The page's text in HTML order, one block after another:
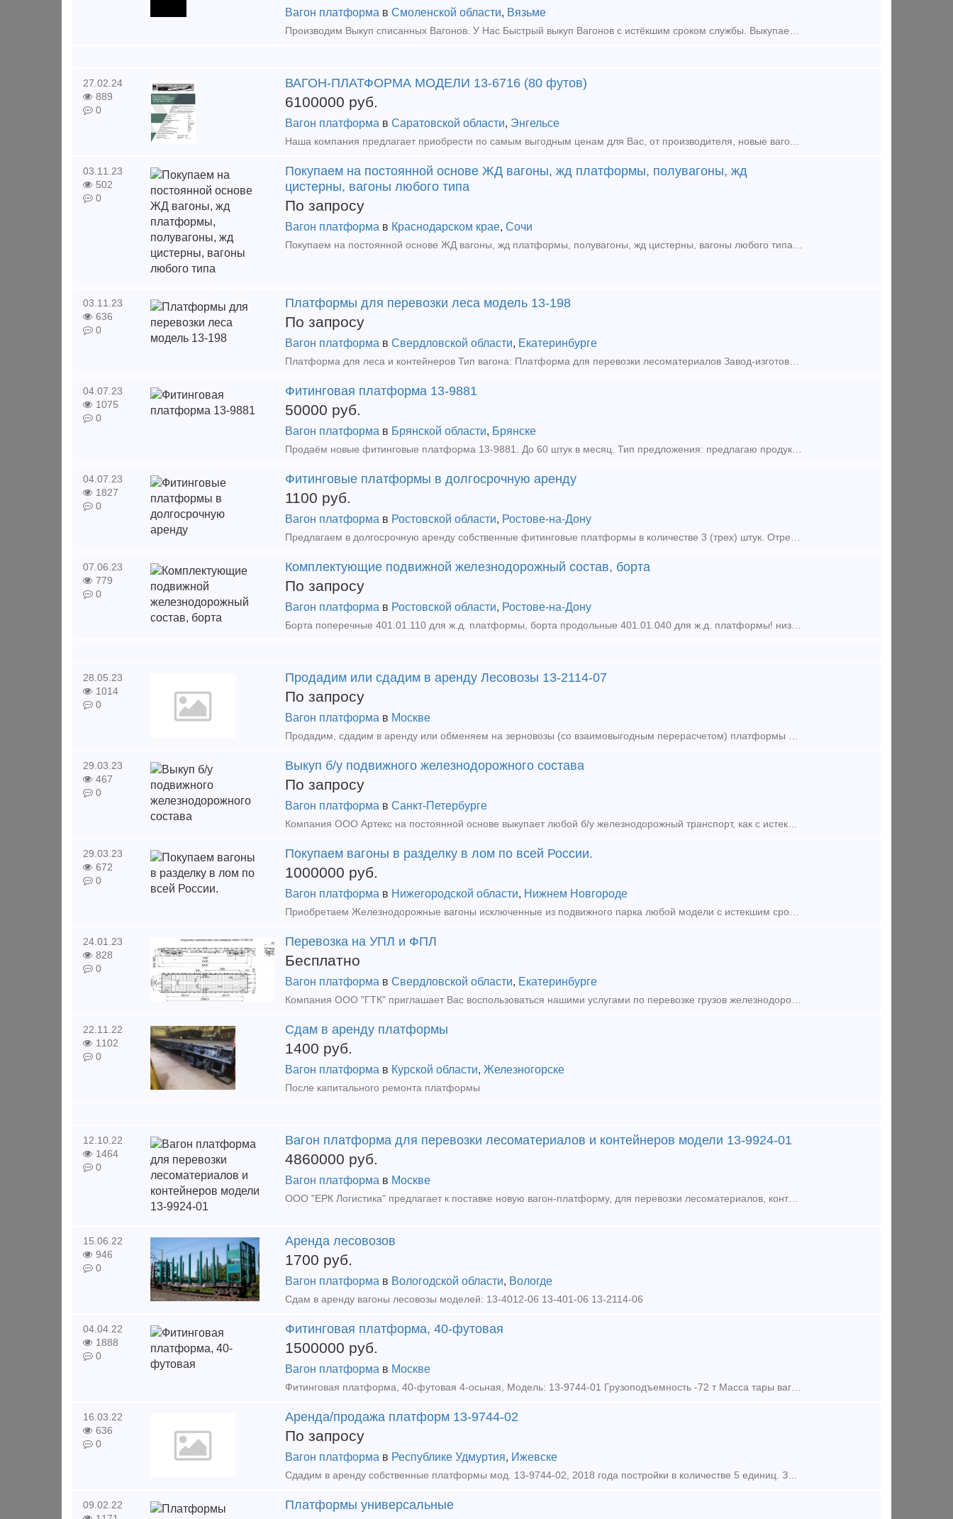
Вагон платформа в Смоленской области, Вязьме
Производим Выкуп списанных Вагонов. У Нас Быстрый выкуп Вагонов с истёкшим сроком службы. Выкупаем любые жд Вагоны, в независимости от состояния Вагона, расчёт производим любым удобным для Вас с
27.02.24
889
0
ВАГОН-ПЛАТФОРМА МОДЕЛИ 13-6716 (80 футов)
6100000 руб.
Вагон платформа в Саратовской области, Энгельсе
Наша компания предлагает приобрести по самым выгодным ценам для Вас, от производителя, новые вагон-платформы модели 13-6716 с погрузочной длинной 80 футов для перевозки крупнотоннажных контейнеров и к
03.11.23
502
0
Покупаем на постоянной основе ЖД вагоны, жд платформы, полувагоны, жд
цистерны, вагоны любого типа
По запросу
Вагон платформа в Краснодарском крае, Сочи
Покупаем на постоянной основе ЖД вагоны, жд платформы, полувагоны, жд цистерны, вагоны любого типа под разделку, в любом состоянии, с истекшим сроком службы, вне зависимости от места дислока
03.11.23
636
0
Платформы для перевозки леса модель 13-198
По запросу
Вагон платформа в Свердловской области, Екатеринбурге
Платформа для леса и контейнеров Тип вагона: Платформа для перевозки лесоматериалов Завод-изготовитель: ОАО НПК "Уралвагонзавод" Сайт компании Сергей Валерьевич
04.07.23
1075
0
Фитинговая платформа 13-9881
50000 руб.
Вагон платформа в Брянской области, Брянске
Продаём новые фитинговые платформа 13-9881. До 60 штук в месяц. Тип предложения: предлагаю продукцию, услугу
04.07.23
1827
0
Фитинговые платформы в долгосрочную аренду
1100 руб.
Вагон платформа в Ростовской области, Ростове-на-Дону
Предлагаем в долгосрочную аренду собственные фитинговые платформы в количестве 3 (трех) штук. Отремонтированы,продлены. В случае заинтересованности писать или звонить по телефону. Контактн
07.06.23
779
0
Комплектующие подвижной железнодорожный состав, борта
По запросу
Вагон платформа в Ростовской области, Ростове-на-Дону
Борта поперечные 401.01.110 для ж.д. платформы, борта продольные 401.01.040 для ж.д. платформы! низкие цены! В наличии на складе! среднее и мелкое литье, упоры передний, задний с над пятником!
28.05.23
1014
0
Продадим или сдадим в аренду Лесовозы 13-2114-07
По запросу
Вагон платформа в Москве
Продадим, сдадим в аренду или обменяем на зерновозы (со взаимовыгодным перерасчетом) платформы для перевозки леса модель 13-2114-07, 75 штук, год выпуска 2012г, вагоны находятся в Латвии. О
29.03.23
467
0
Выкуп б/у подвижного железнодорожного состава
По запросу
Вагон платформа в Санкт-Петербурге
Компания ООО Артекc на постоянной основе выкупает любой б/у железнодорожный транспорт, как с истекшим сроком службы, так и нет, работаем с партнерами из СНГ поэтому можем предложить наиболее в
29.03.23
672
0
Покупаем вагоны в разделку в лом по всей России.
1000000 руб.
Вагон платформа в Нижегородской области, Нижнем Новгороде
Приобретаем Железнодорожные вагоны исключенные из подвижного парка любой модели с истекшим сроком службы. Куплю вагоны в разделку в лом по самым выгодным ценам и на самых выгодных условиях по
24.01.23
828
0
Перевозка на УПЛ и ФПЛ
Бесплатно
Вагон платформа в Свердловской области, Екатеринбурге
Компания ООО "ГТК" приглашает Вас воспользоваться нашими услугами по перевозке грузов железнодорожным транспортом. Для выполнения Ваших заказов мы используем универсальные и фитинговые платформы, пол
22.11.22
1102
0
Сдам в аренду платформы
1400 руб.
Вагон платформа в Курской области, Железногорске
После капитального ремонта платформы
12.10.22
1464
0
Вагон платформа для перевозки лесоматериалов и контейнеров модели 13-9924-01
4860000 руб.
Вагон платформа в Москве
ООО "ЕРК Логистика" предлагает к поставке новую вагон-платформу, для перевозки лесоматериалов, контейнеров и труб большого диаметра. Модель: 13-9924-01 Грузоподъемность -68,5 т
15.06.22
946
0
Аренда лесовозов
1700 руб.
Вагон платформа в Вологодской области, Вологде
Сдам в аренду вагоны лесовозы моделей: 13-4012-06 13-401-06 13-2114-06
04.04.22
1888
0
Фитинговая платформа, 40-футовая
1500000 руб.
Вагон платформа в Москве
Фитинговая платформа, 40-футовая 4-осьная, Модель: 13-9744-01 Грузоподъемность -72 т Масса тары вагона-22т Длина: по осям сцепления автосцепок-14620 мм по концевым балкам рам
16.03.22
636
0
Аренда/продажа платформ 13-9744-02
По запросу
Вагон платформа в Республике Удмуртия, Ижевске
Сдадим в аренду собственные платформы мод. 13-9744-02, 2018 года постройки в количестве 5 единиц. Завод изготовитель АО Трансмаш. Цена договорная. Количество осей: Четырехосный Грузопод
09.02.22 Платформы универсальные